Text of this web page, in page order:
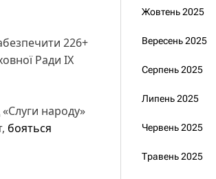
226+
Ради IX
народу»
бояться
Жовтень 2025
Вересень 2025
Серпень 2025
Липень 2025
Червень 2025
Травень 2025